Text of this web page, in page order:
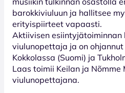
barokkiviuluun ja hallitsee
erityispiirteet vapaasti.
Aktiivisen esiintyjätoiminnan
viulunopettaja ja on
Kokkolassa (Suomi) ja
Laas toimii Keilan ja Nõmme
viulunopettajana.